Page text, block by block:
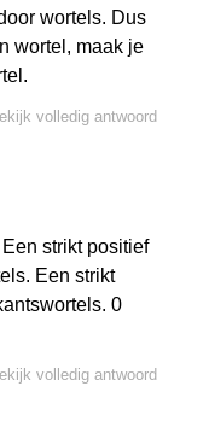
wortels. Dus
wortel, maak je
volledig antwoord
strikt positief
Een strikt
0
volledig antwoord